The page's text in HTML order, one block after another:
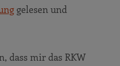
gelesen und
dass mir das RKW